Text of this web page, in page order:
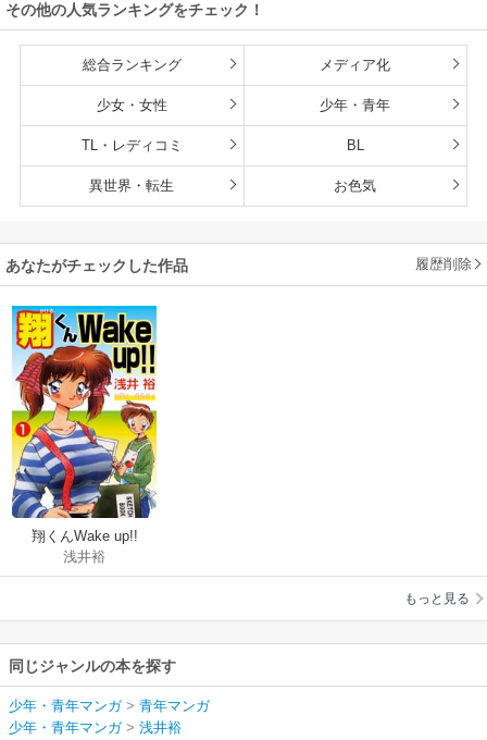
その他の人気ランキングをチェック！
総合ランキング メディア化
少女・女性 少年・青年
TL・レディコミ BL
異世界・転生 お色気
あなたがチェックした作品 履歴削除
翔くんWake up!!
浅井裕
もっと見る
同じジャンルの本を探す
少年・青年マンガ> 青年マンガ
少年・青年マンガ> 浅井裕